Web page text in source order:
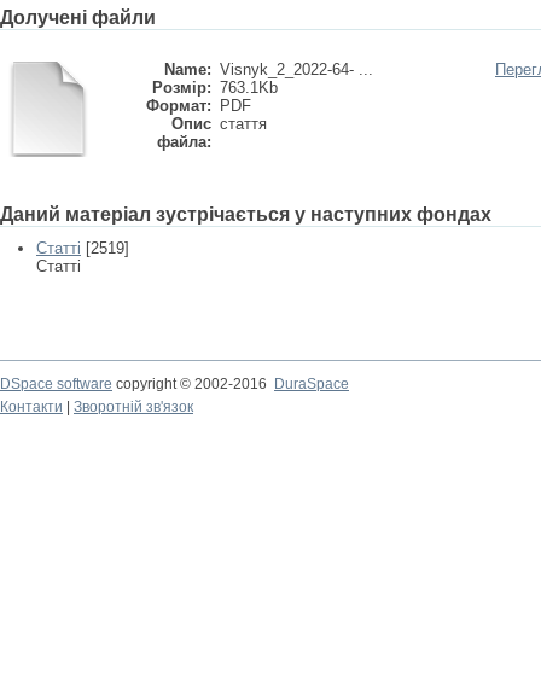
Долучені файли
Name: Visnyk_2_2022-64- ...
Розмір: 763.1Kb
Формат:
PDF
Опис
файла:
стаття
Даний матеріал зустрічається у наступних фондах
Статті [2519]
Статті
DSpace software copyright © 2002-2016
DuraSpace
Контакти
Зворотній зв'язок